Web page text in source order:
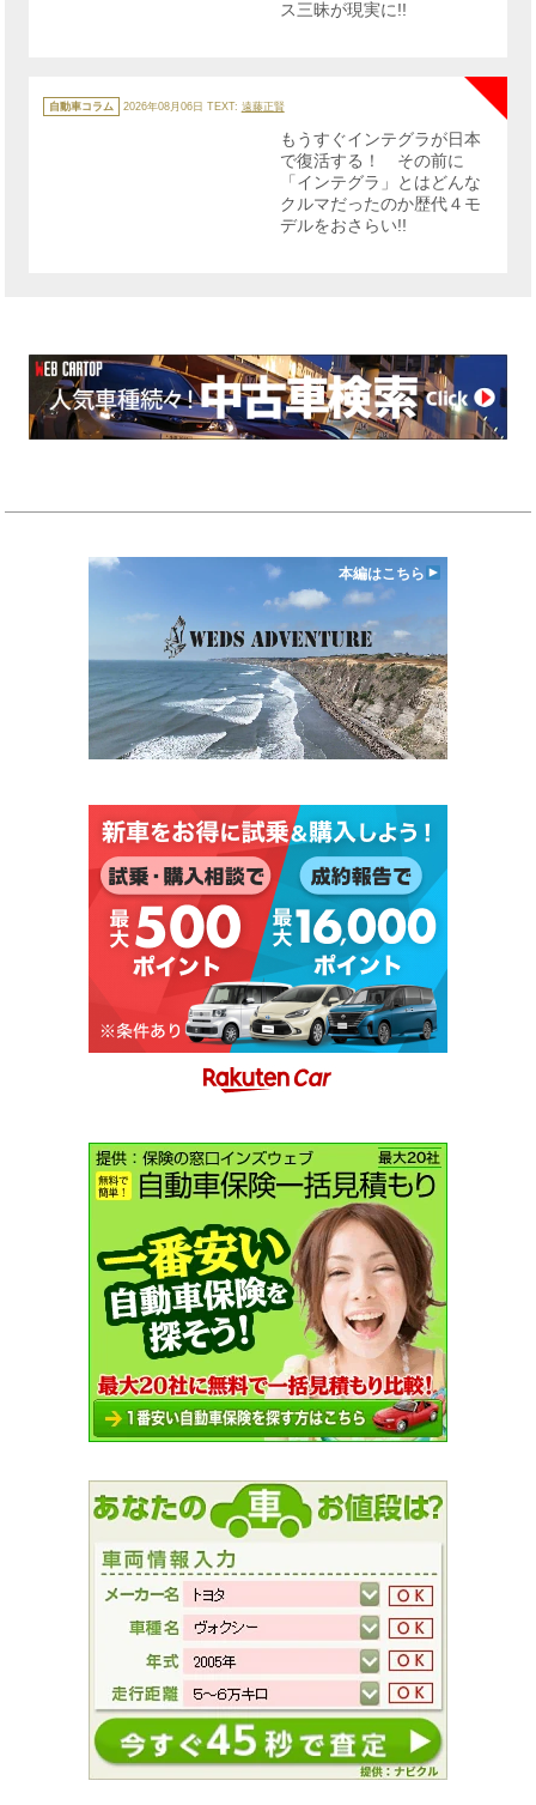
ス三昧が現実に!!
テ
ゴ
自動車コラム 2026年08月06日 TEXT: 遠藤正賢
もうすぐインテグラが日本
で復活する！ その前に
「インテグラ」とはどんな
クルマだったのか歴代４モ
デルをおさらい!!
本編はこちら